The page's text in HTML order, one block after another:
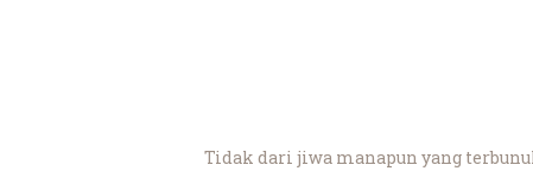
Tidak dari jiwa manapun yang